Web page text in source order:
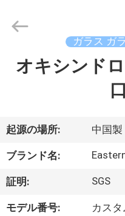
家
ロ
ダ
ク
ト
2017
(Xiamen)
Industry
ガラス ガ
オキシンド
起源の場所: 中国製
ブランド名:
証明: SGS
モデル番号: カスタ